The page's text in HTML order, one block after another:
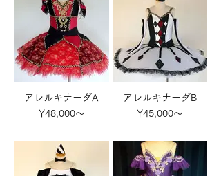
アレルキナーダA
¥48,000～
アレルキナーダB
¥45,000～